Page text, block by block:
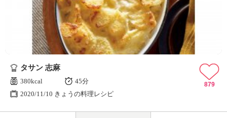
タサン 志麻
380kcal
45分
2020/11/10 きょうの料理レシピ
879